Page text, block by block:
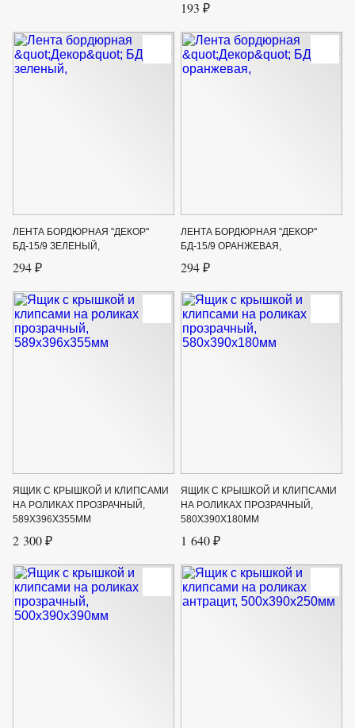
193 ₽
ЛЕНТА БОРДЮРНАЯ "ДЕКОР"
БД-15/9 ЗЕЛЕНЫЙ,
294 ₽
ЛЕНТА БОРДЮРНАЯ "ДЕКОР"
БД-15/9 ОРАНЖЕВАЯ,
294 ₽
ЯЩИК С КРЫШКОЙ И КЛИПСАМИ
НА РОЛИКАХ ПРОЗРАЧНЫЙ,
589Х396Х355ММ
2 300 ₽
ЯЩИК С КРЫШКОЙ И КЛИПСАМИ
НА РОЛИКАХ ПРОЗРАЧНЫЙ,
580Х390Х180ММ
1 640 ₽